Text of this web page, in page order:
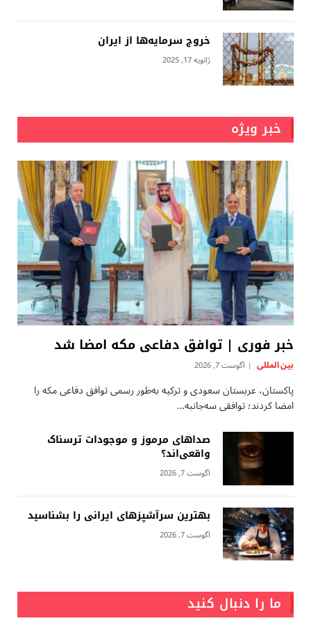
خروج سرمایه‌ها از ایران
ژانویه 17, 2025
خبر ویژه
خبر فوری | توافق دفاعی مکه امضا شد
بين المللى آگوست 7, 2026
پاکستان، عربستان سعودی و ترکیه به‌طور رسمی توافق دفاعی مکه را
امضا کردند؛ توافقی سه‌جانبه…
صداهای مرموز و موجودات ترسناک
واقعی‌اند؟
آگوست 7, 2026
بهترین سرآشپزهای ایرانی را بشناسید
آگوست 7, 2026
ما را دنبال کنید